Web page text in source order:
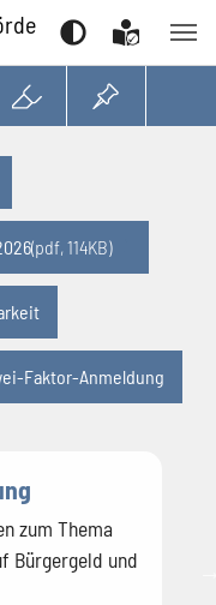
(pdf, 114KB)
Faktor-Anmeldung
zum Thema
Bürgergeld und